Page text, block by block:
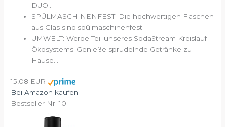
DUO...
SPÜLMASCHINENFEST: Die hochwertigen Flaschen
aus Glas sind spülmaschinenfest.
UMWELT: Werde Teil unseres SodaStream Kreislauf-
Ökosystems: Genieße sprudelnde Getränke zu
Hause...
15,08 EUR
Bei Amazon kaufen
Bestseller Nr. 10